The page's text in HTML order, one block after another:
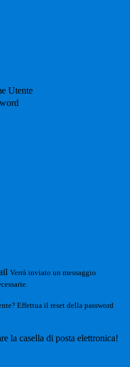
Utente
Verrà inviato un messaggio
Effettua il reset della password
la casella di posta elettronica!